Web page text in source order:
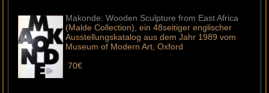
Makonde: Wooden Sculpture from East Africa
(Malde Collection), ein 48seitiger englischer
Ausstellungskatalog aus dem Jahr 1989 vom
Museum of Modern Art, Oxford
70€